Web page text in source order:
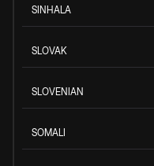
SINHALA
SLOVAK
SLOVENIAN
SOMALI